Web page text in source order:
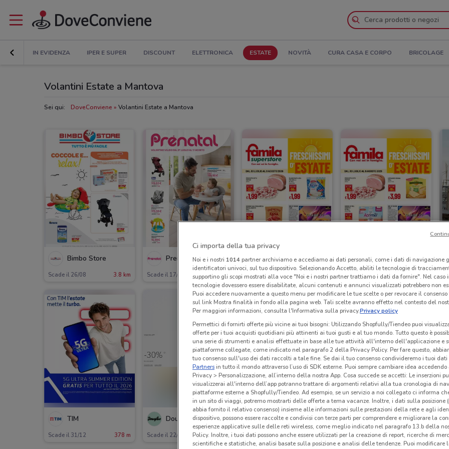
IN EVIDENZA IPER E SUPER DISCOUNT ELETTRONICA ESTATE NOVITÀ CURA CASA E CORPO BRICOLAGE
Volantini Estate a Mantova
Sei qui: DoveConviene Volantini Estate a Mantova
Bimbo Store
Scade il 26/08 3.8 km
Prenatal
Scade il 17/08 3.7 km
Famila Superstore
Scade domani 2.2 km
Famila
Scade domani 14.5 km
TIM
Scade il 31/12 378 m
Douglas
Scade il 22/09 413 m
Welcome Travel
Scade il 30/09 432 m
Welcome Travel
Scade il 30/09 432 m
Ci importa della tua privacy
Noi e i nostri 1014partner archiviamo e accediamo ai dati personali, come i dati di navigazione
identificatori univoci, sul tuo dispositivo. Selezionando Accetto, abiliti le tecnologie di
supportino gli scopi mostrati alla voce "Noi e i nostri partner trattiamo i dati da fornire". Nel caso
tecnologie dovessero essere disabilitate, alcuni contenuti e annunci visualizzati potrebbero non
Puoi accedere nuovamente a questo menu per modificare le tue scelte o per revocare il
sul link Mostra finalità in fondo alla pagina web. Tali scelte avranno effetto nel contesto del
Per maggiori informazioni, consulta l'Informativa sulla privacy.Privacy policy
Permettici di fornirti offerte più vicine ai tuoi bisogni: Utilizzando Shopfully/Tiendeo puoi
offerte per i tuoi acquisti quotidiani più attinenti ai tuoi gusti e al tuo mondo. Tutto questo è
una serie di strumenti e analisi effettuate in base alle tue attività all'interno dell'applicazione e
piattaforme collegate, come indicato nel paragrafo 2 della Privacy Policy. Per fare questo,
tuo consenso sull'uso dei dati raccolti a tale fine. Se dai il tuo consenso condivideremo i tuoi dati
Partnersin tutto il mondo attraverso l’uso di SDK esterne. Puoi sempre cambiare idea accedendo
Privacy > Personalizzazione, all’interno della nostra App. Cosa succede se accetti: Le inserzioni
visualizzerai all'interno dell’app potranno trattare di argomenti relativi alla tua cronologia di
piattaforme esterne a Shopfully/Tiendeo. Ad esempio, se un servizio a noi collegato ci informa
in un sito di viaggi, potremo mostrarti delle offerte a tema vacanze. Inoltre, i dati sulla posizione
abbia fornito il relativo consenso) insieme alle informazioni sulle prestazioni della rete e agli
dispositivo, possono essere raccolte e condivisi con terze parti per comprendere e migliorare la
esperienze applicative sulle delle reti wireless, come meglio indicato nel paragrafo 13.b della
Policy. Inoltre, i tuoi dati possono anche essere utilizzati per la creazione di report, ricerche di
scientifiche e statistiche, analisi basate sulla posizione e analisi delle tendenze. Puoi modificare